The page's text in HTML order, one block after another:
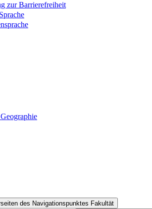
zur Barrierefreiheit
des Navigationspunktes Fakultät